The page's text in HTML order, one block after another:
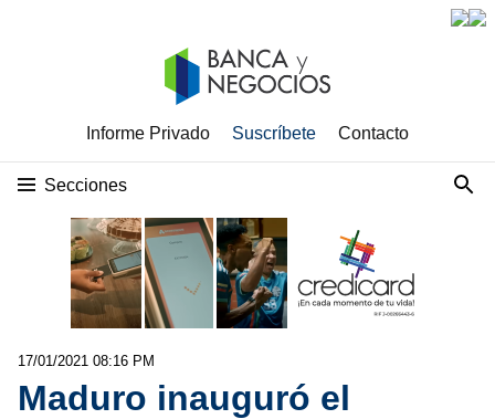
Informe Privado Suscríbete Contacto
Secciones
17/01/2021 08:16 PM
Maduro inauguró el